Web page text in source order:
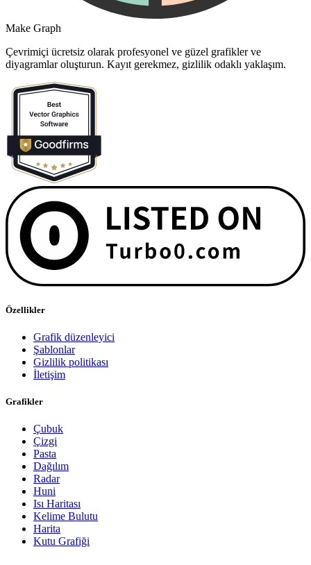
Make Graph
Çevrimiçi ücretsiz olarak profesyonel ve güzel grafikler ve
diyagramlar oluşturun. Kayıt gerekmez, gizlilik odaklı yaklaşım.
Özellikler
Grafik düzenleyici
Şablonlar
Gizlilik politikası
İletişim
Grafikler
Çubuk
Çizgi
Pasta
Dağılım
Radar
Huni
Isı Haritası
Kelime Bulutu
Harita
Kutu Grafiği